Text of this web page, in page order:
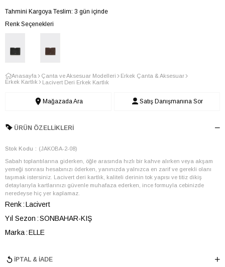
Tahmini Kargoya Teslim: 3 gün içinde
Renk Seçenekleri
Anasayfa Çanta ve Aksesuar Modelleri
Erkek Çanta & Aksesuar
Erkek Kartlık
Lacivert Deri Erkek Kartlık
Mağazada Ara Satış Danışmanına Sor
ÜRÜN ÖZELLIKLERI
Stok Kodu (JAKOBA-2-08)
Sabah toplantılarına giderken, öğle arasında hızlı bir kahve alırken veya akşam
yemeği sonrası hesabınızı öderken, yanınızda yalnızca en zarif ve gerekli olanı
taşımak istersiniz. Lacivert deri kartlık, kaliteli derinin tok yapısı ve titiz dikiş
detaylarıyla kartlarınızı güvenle muhafaza ederken, ince formuyla cebinizde
neredeyse hiç yer kaplamaz.
Renk Lacivert
Yıl Sezon SONBAHAR-KIŞ
Marka ELLE
Ana Malzeme İnek Derisi
İPTAL & İADE